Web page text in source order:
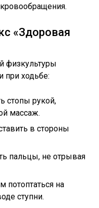
«Здоровая
физкультуры
при ходьбе:
стопы рукой,
массаж.
в стороны
пальцы, не отрывая
потоптаться на
ступни.